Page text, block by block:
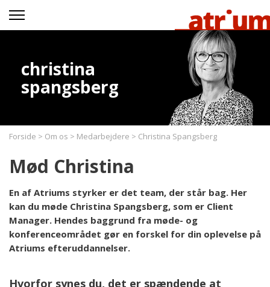
christina
spangsberg
Forside > Om os > Medarbejdere > Christina Spangsberg
Mød Christina
En af Atriums styrker er det team, der står bag. Her
kan du møde Christina Spangsberg, som er Client
Manager. Hendes baggrund fra møde- og
konferenceområdet gør en forskel for din oplevelse på
Atriums efteruddannelser.
Hvorfor synes du, det er spændende at